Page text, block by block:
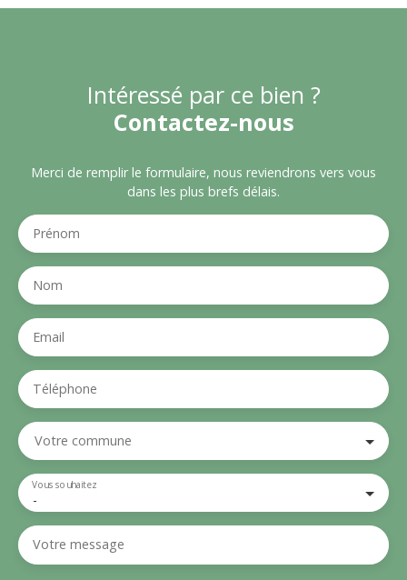
Intéressé par ce bien ?
Contactez-nous
Merci de remplir le formulaire, nous reviendrons vers vous
dans les plus brefs délais.
Prénom
Nom
Email
Téléphone
Votre commune
-
Vous souhaitez
Votre message